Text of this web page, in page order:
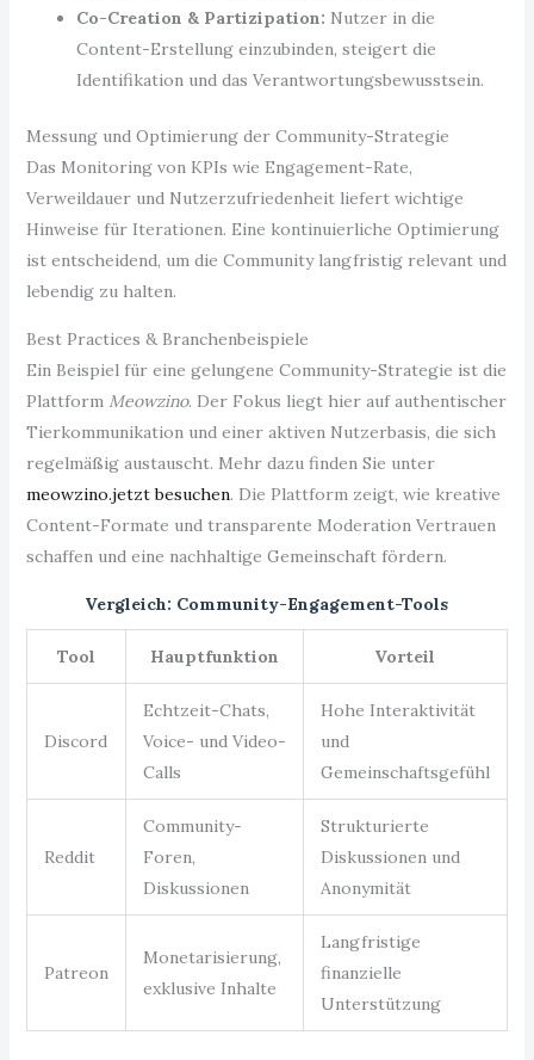
Co-Creation & Partizipation: Nutzer in die
Content-Erstellung einzubinden, steigert die
Identifikation und das Verantwortungsbewusstsein.
Messung und Optimierung der Community-Strategie
Das Monitoring von KPIs wie Engagement-Rate,
Verweildauer und Nutzerzufriedenheit liefert wichtige
Hinweise für Iterationen. Eine kontinuierliche Optimierung
ist entscheidend, um die Community langfristig relevant und
lebendig zu halten.
Best Practices & Branchenbeispiele
Ein Beispiel für eine gelungene Community-Strategie ist die
Plattform Meowzino. Der Fokus liegt hier auf authentischer
Tierkommunikation und einer aktiven Nutzerbasis, die sich
regelmäßig austauscht. Mehr dazu finden Sie unter
meowzino.jetzt besuchen. Die Plattform zeigt, wie kreative
Content-Formate und transparente Moderation Vertrauen
schaffen und eine nachhaltige Gemeinschaft fördern.
Vergleich: Community-Engagement-Tools
Tool Hauptfunktion Vorteil
Discord
Echtzeit-Chats,
Voice- und Video-
Calls
Hohe Interaktivität
und
Gemeinschaftsgefühl
Reddit
Community-
Foren,
Diskussionen
Strukturierte
Diskussionen und
Anonymität
Patreon
Monetarisierung,
exklusive Inhalte
Langfristige
finanzielle
Unterstützung